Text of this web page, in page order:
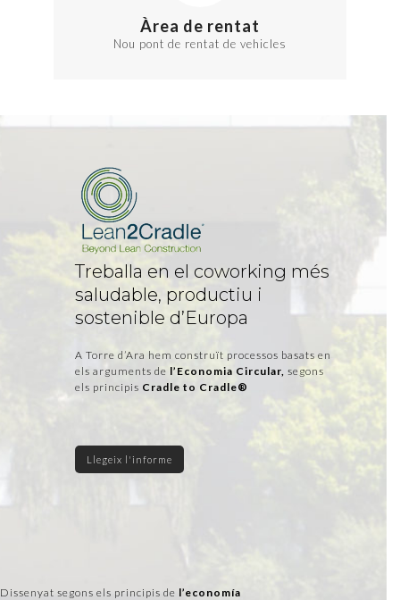
Àrea de rentat
Nou pont de rentat de vehicles
Treballa en el coworking més
saludable, productiu i
sostenible d’Europa
A Torre d’Ara hem construït processos basats en
els arguments de l’Economia Circular, segons
els principis Cradle to Cradle®
Llegeix l'informe
Dissenyat segons els principis de l’economía